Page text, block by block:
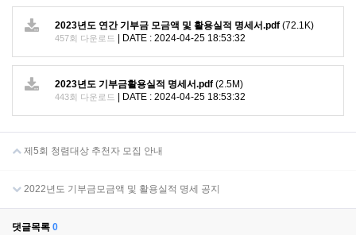
2023년도 연간 기부금 모금액 및 활용실적 명세서.pdf (72.1K)
457회 다운로드 DATE : 2024-04-25 18:53:32
2023년도 기부금활용실적 명세서.pdf (2.5M)
443회 다운로드 DATE : 2024-04-25 18:53:32
제5회 청렴대상 추천자 모집 안내
2022년도 기부금모금액 및 활용실적 명세 공지
댓글목록 0